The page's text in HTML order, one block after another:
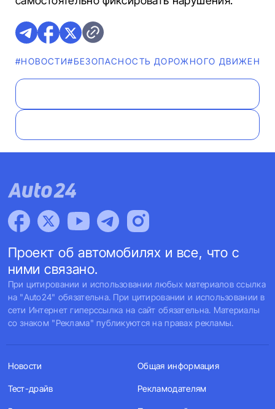
#НОВОСТИ#БЕЗОПАСНОСТЬ ДОРОЖНОГО ДВИЖЕНИЯ
Проект об автомобилях и все, что с
ними связано.
При цитировании и использовании любых материалов ссылка
на "Auto24" обязательна. При цитировании и использовании в
сети Интернет гиперссылка на сайт обязательна. Материалы
со знаком "Реклама" публикуются на правах рекламы.
Новости
Тест-драйв
Общая информация
Рекламодателям